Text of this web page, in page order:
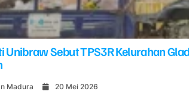
Unibraw Sebut TPS3R Kelurahan
Madura 20 Mei 2026